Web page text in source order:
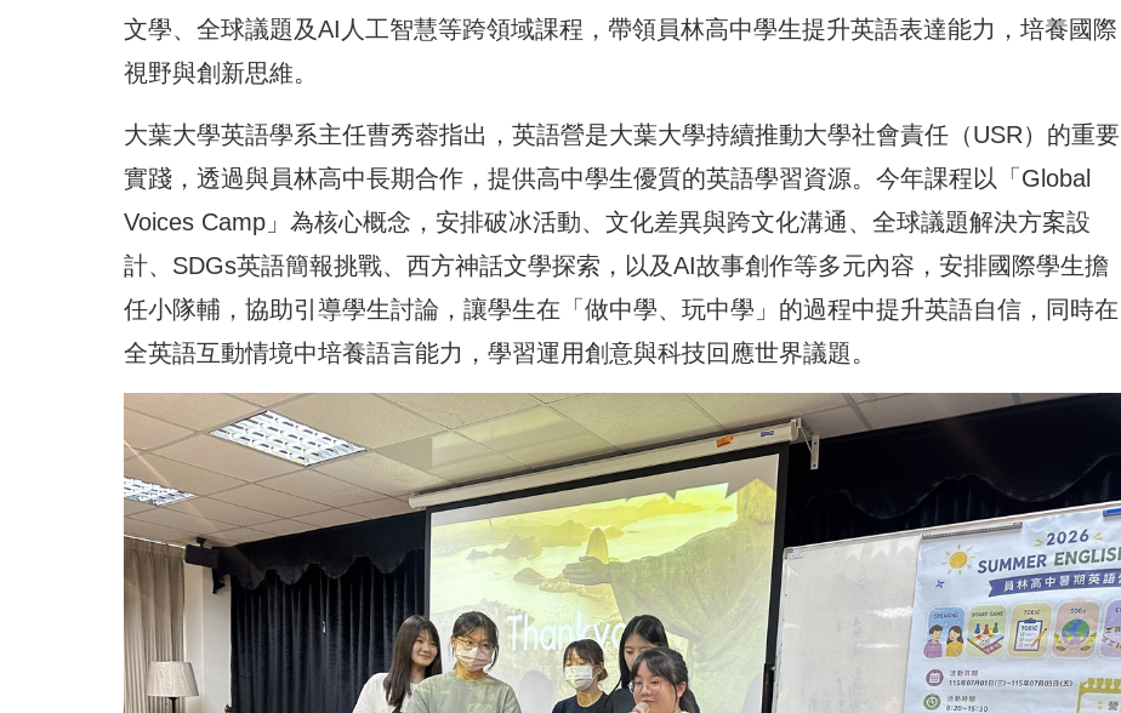
文學、全球議題及AI人工智慧等跨領域課程，帶領員林高中學生提升英語表達能力，培養國際
視野與創新思維。
大葉大學英語學系主任曹秀蓉指出，英語營是大葉大學持續推動大學社會責任（USR）的重要
實踐，透過與員林高中長期合作，提供高中學生優質的英語學習資源。今年課程以「Global
Voices Camp」為核心概念，安排破冰活動、文化差異與跨文化溝通、全球議題解決方案設
計、SDGs英語簡報挑戰、西方神話文學探索，以及AI故事創作等多元內容，安排國際學生擔
任小隊輔，協助引導學生討論，讓學生在「做中學、玩中學」的過程中提升英語自信，同時在
全英語互動情境中培養語言能力，學習運用創意與科技回應世界議題。